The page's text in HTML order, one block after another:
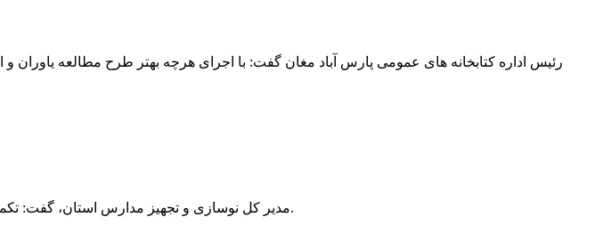
رئیس اداره کتابخانه های عمومی پارس آباد مغان گفت: با اجرای هرچه بهتر طرح مطالعه
مدیر کل نوسازی و تجهیز مدارس استان، گفت: تکمیل پروژه های نیمه تمام آموزشی در سطح استان اردبیل، در اولویت برنامه های این اداره کل قرار دارد.